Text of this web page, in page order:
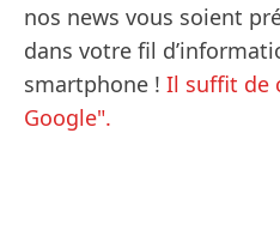
nos news vous soient
dans votre fil
smartphone ! Il suffit de
Google".